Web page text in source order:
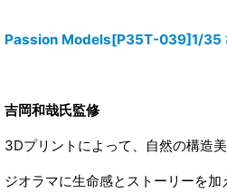
Passion Models[P35T-039]1/35
吉岡和哉氏監修
3Dプリントによって、自然の構造美
ジオラマに生命感とストーリーを